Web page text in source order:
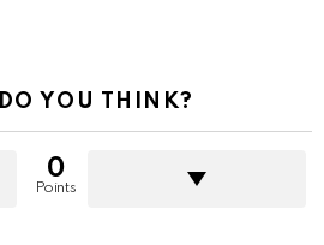
YOU THINK?
0
Points